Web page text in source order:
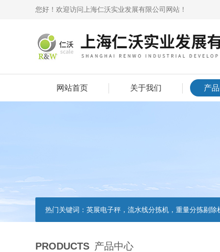
您好！欢迎访问上海仁沃实业发展有限公司网站！
网站首页 关于我们 产
热门关键词： 英展电子秤，流水线分拣机，重量分拣剔除机，声
PRODUCTS 产品中心